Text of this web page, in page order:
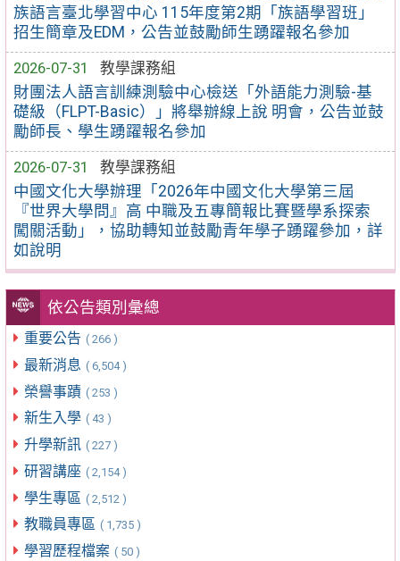
族語言臺北學習中心 115年度第2期「族語學習班」
招生簡章及EDM，公告並鼓勵師生踴躍報名參加
2026-07-31
教學課務組
財團法人語言訓練測驗中心檢送「外語能力測驗-基
礎級（FLPT-Basic）」將舉辦線上說 明會，公告並鼓
勵師長、學生踴躍報名參加
2026-07-31
教學課務組
中國文化大學辦理「2026年中國文化大學第三屆
『世界大學問』高 中職及五專簡報比賽暨學系探索
闖關活動」，協助轉知並鼓勵青年學子踴躍參加，詳
如說明
依公告類別彙總
重要公告 ( 266 )
最新消息 ( 6,504 )
榮譽事蹟 ( 253 )
新生入學 ( 43 )
升學新訊 ( 227 )
研習講座 ( 2,154 )
學生專區 ( 2,512 )
教職員專區 ( 1,735 )
學習歷程檔案 ( 50 )